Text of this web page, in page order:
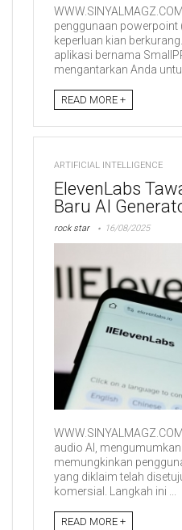
penggunaan powerpoint
keperluan kian
aplikasi bernama
mengantarkan Anda untuk
READ MORE +
ARTIFICIAL INTELLIGENCE
ElevenLabs
Baru AI
rock star 16/08/2025
audio AI,
memungkinkan
yang diklaim telah
komersial. Langkah ini ...
READ MORE +